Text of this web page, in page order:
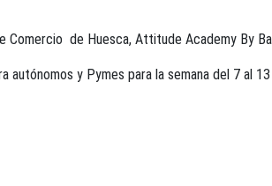
Comercio de Huesca, Attitude Academy By
autónomos y Pymes para la semana del 7 al